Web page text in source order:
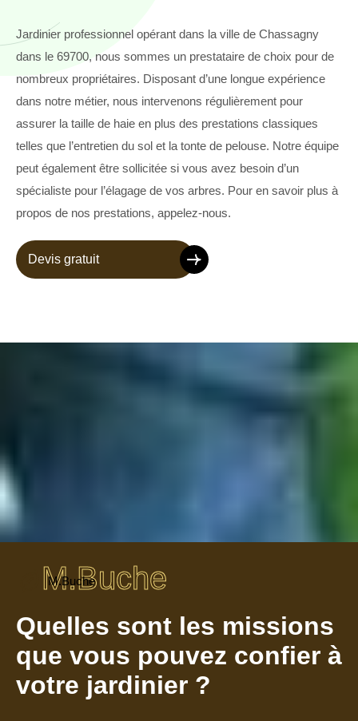
Jardinier professionnel opérant dans la ville de Chassagny
dans le 69700, nous sommes un prestataire de choix pour de
nombreux propriétaires. Disposant d’une longue expérience
dans notre métier, nous intervenons régulièrement pour
assurer la taille de haie en plus des prestations classiques
telles que l’entretien du sol et la tonte de pelouse. Notre équipe
peut également être sollicitée si vous avez besoin d’un
spécialiste pour l’élagage de vos arbres. Pour en savoir plus à
propos de nos prestations, appelez-nous.
Devis gratuit
M.Buche
M.Buche
Quelles sont les missions
que vous pouvez confier à
votre jardinier ?